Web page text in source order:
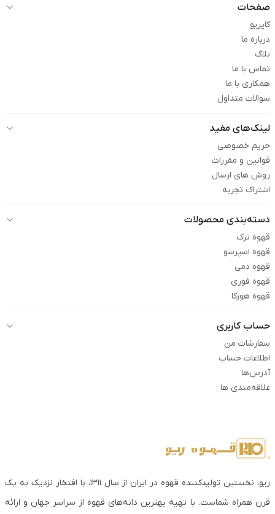
صفحات
کاپریو
درباره ما
بلاگ
تماس با ما
همکاری با ما
سوالات متداول
لینک‌های مفید
حریم خصوصی
قوانین و مقررات
روش های ارسال
اشتراک تجربه
دسته‌بندی محصولات
قهوه ترک
قهوه اسپرسو
قهوه دمی
قهوه فوری
قهوه هورکا
حساب کاربری
سفارشات من
اطلاعات حساب
آدرس‌ها
علاقه‌مندی ها
ریو، نخستین تولیدکننده قهوه در ایران از سال ۱۳۱۱، با افتخار نزدیک به یک
قرن همراه شماست. با تهیه بهترین دانه‌های قهوه از سراسر جهان و ارائه